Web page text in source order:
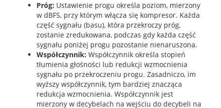
Próg: Ustawienie progu określa poziom, mierzony
w dBFS, przy którym włącza się kompresor. Każda
część sygnału (basu), która przekroczy próg,
zostanie zredukowana, podczas gdy każda część
sygnału poniżej progu pozostanie nienaruszona.
Współczynnik: Współczynnik określa stopień
tłumienia głośności lub redukcji wzmocnienia
sygnału po przekroczeniu progu. Zasadniczo, im
wyższy współczynnik, tym bardziej znacząca
redukcja wzmocnienia. Współczynnik jest
mierzony w decybelach na wejściu do decybeli na